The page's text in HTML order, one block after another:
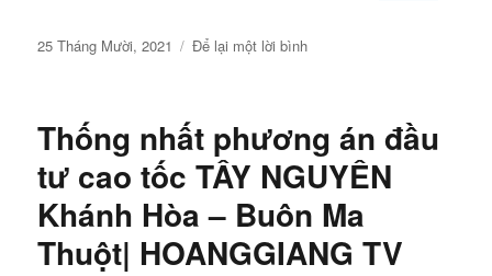
Đăng
25 Tháng Mười, 2021 Để lại một lời bìnhở
CÔNG
NGHIỆP
DIÊN
THỌ
DIÊN
KHÁNH
Thống nhất phương án đầu
tư cao tốc TÂY NGUYÊN
Khánh Hòa – Buôn Ma
Thuột| HOANGGIANG TV